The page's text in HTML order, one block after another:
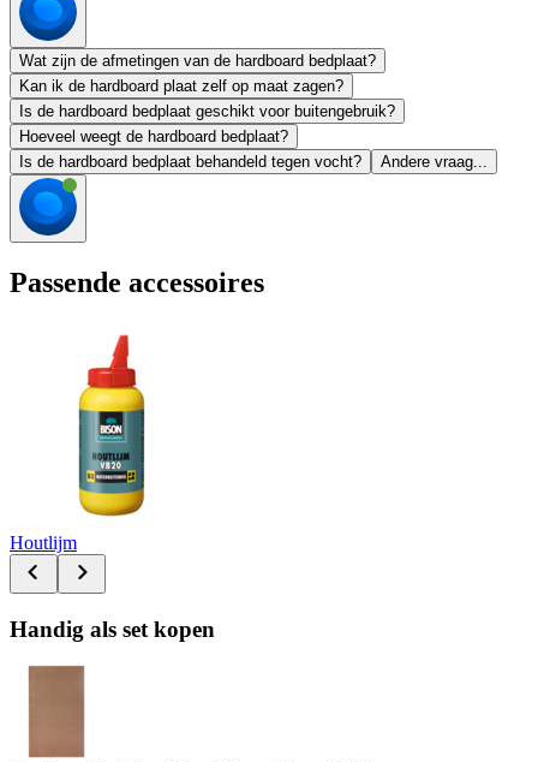
Wat zijn de afmetingen van de hardboard bedplaat?
Kan ik de hardboard plaat zelf op maat zagen?
Is de hardboard bedplaat geschikt voor buitengebruik?
Hoeveel weegt de hardboard bedplaat?
Is de hardboard bedplaat behandeld tegen vocht?
Andere vraag...
Passende accessoires
Houtlijm
Handig als set kopen